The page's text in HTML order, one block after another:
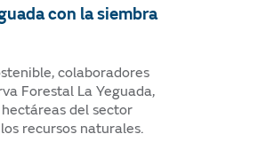
con la siembra
colaboradores
Forestal La Yeguada,
del sector
recursos naturales.